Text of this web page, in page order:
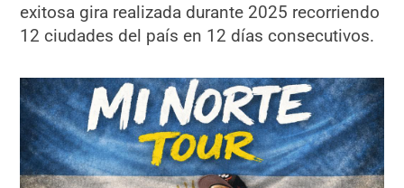
exitosa gira realizada durante 2025 recorriendo
12 ciudades del país en 12 días consecutivos.